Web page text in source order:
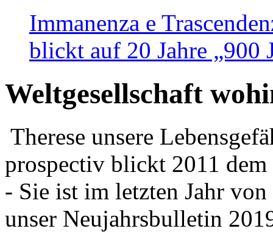
Immanenza e
blickt auf 20 Jahre „900
Weltgesellschaft
Therese unsere
prospectiv blickt 2011
- Sie ist im letzten Jahr
unser Neujahrsbulletin